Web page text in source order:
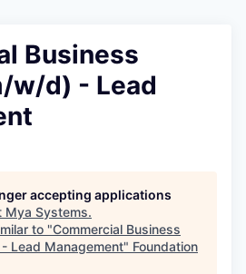
Business
w/d) - Lead
accepting applications
Mya Systems.
to "Commercial Business
Lead Management" Foundation